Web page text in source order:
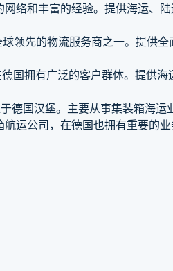
络和丰富的经验。提供海运、
领先的物流服务商之一。提供全
国拥有广泛的客户群体。提供
国汉堡。主要从事集装箱海运
运公司，在德国也拥有重要的